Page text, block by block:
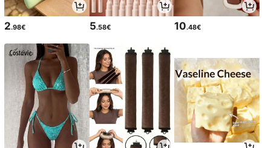
2.98€ 5.58€ 10.48€